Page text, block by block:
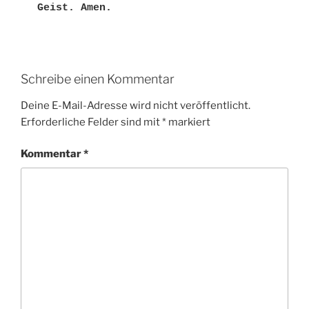
Geist. Amen.
Schreibe einen Kommentar
Deine E-Mail-Adresse wird nicht veröffentlicht.
Erforderliche Felder sind mit* markiert
Kommentar*